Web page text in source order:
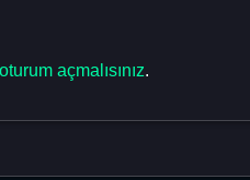
oturum açmalısınız.